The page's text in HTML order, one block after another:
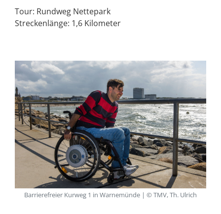
Tour: Rundweg Nettepark
Streckenlänge: 1,6 Kilometer
Barrierefreier Kurweg 1 in Warnemünde | © TMV, Th. Ulrich